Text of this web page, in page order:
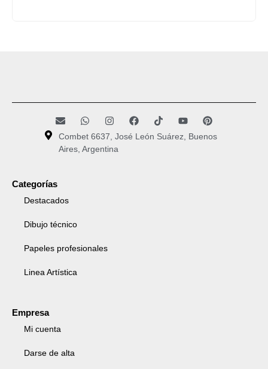
Combet 6637, José León Suárez, Buenos
Aires, Argentina
Categorías
Destacados
Dibujo técnico
Papeles profesionales
Linea Artística
Empresa
Mi cuenta
Darse de alta